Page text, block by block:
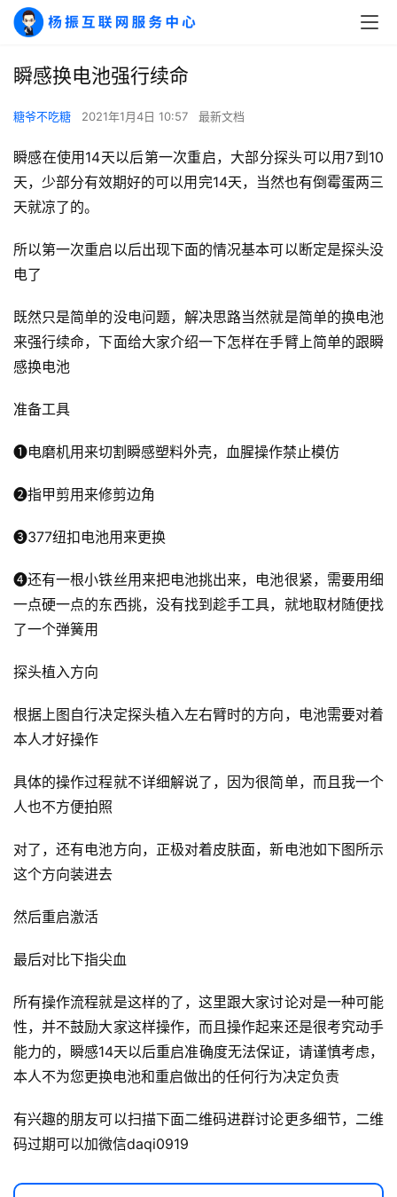
A
I
干
运
记
录
经
验
程
软
应
用
服
项
目
登录 注册
瞬感换电池强行续命
糖爷不吃糖 2021年1月4日 10:57 最新文档
瞬感在使用14天以后第一次重启，大部分探头可以用7到10
天，少部分有效期好的可以用完14天，当然也有倒霉蛋两三
天就凉了的。
所以第一次重启以后出现下面的情况基本可以断定是探头没
电了
既然只是简单的没电问题，解决思路当然就是简单的换电池
来强行续命，下面给大家介绍一下怎样在手臂上简单的跟瞬
感换电池
准备工具
❶电磨机用来切割瞬感塑料外壳，血腥操作禁止模仿
❷指甲剪用来修剪边角
❸377纽扣电池用来更换
❹还有一根小铁丝用来把电池挑出来，电池很紧，需要用细
一点硬一点的东西挑，没有找到趁手工具，就地取材随便找
了一个弹簧用
探头植入方向
根据上图自行决定探头植入左右臂时的方向，电池需要对着
本人才好操作
具体的操作过程就不详细解说了，因为很简单，而且我一个
人也不方便拍照
对了，还有电池方向，正极对着皮肤面，新电池如下图所示
这个方向装进去
然后重启激活
最后对比下指尖血
所有操作流程就是这样的了，这里跟大家讨论对是一种可能
性，并不鼓励大家这样操作，而且操作起来还是很考究动手
能力的，瞬感14天以后重启准确度无法保证，请谨慎考虑，
本人不为您更换电池和重启做出的任何行为决定负责
有兴趣的朋友可以扫描下面二维码进群讨论更多细节，二维
码过期可以加微信daqi0919